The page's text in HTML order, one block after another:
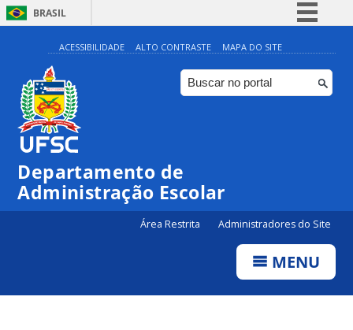
BRASIL
Simplifique!
Comunica BR
Participe
ACESSIBILIDADE ALTO CONTRASTE MAPA DO SITE
Departamento de
Administração Escolar
Área Restrita Administradores do Site
MENU